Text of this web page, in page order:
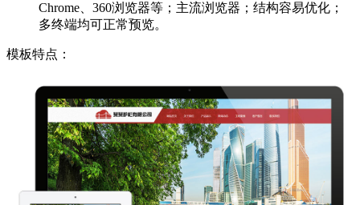
Chrome、360浏览器等；主流浏览器；结构容易优化；
多终端均可正常预览。
模板特点：